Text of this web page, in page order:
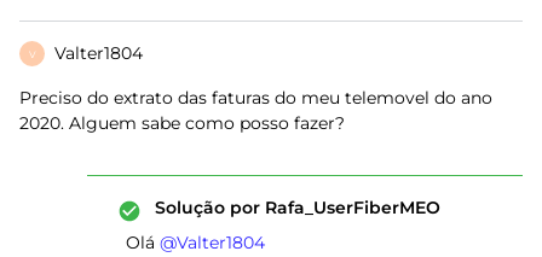
V Valter1804
Preciso do extrato das faturas do meu telemovel do ano
2020. Alguem sabe como posso fazer?
Solução por Rafa_UserFiberMEO
Olá ​ @Valter1804